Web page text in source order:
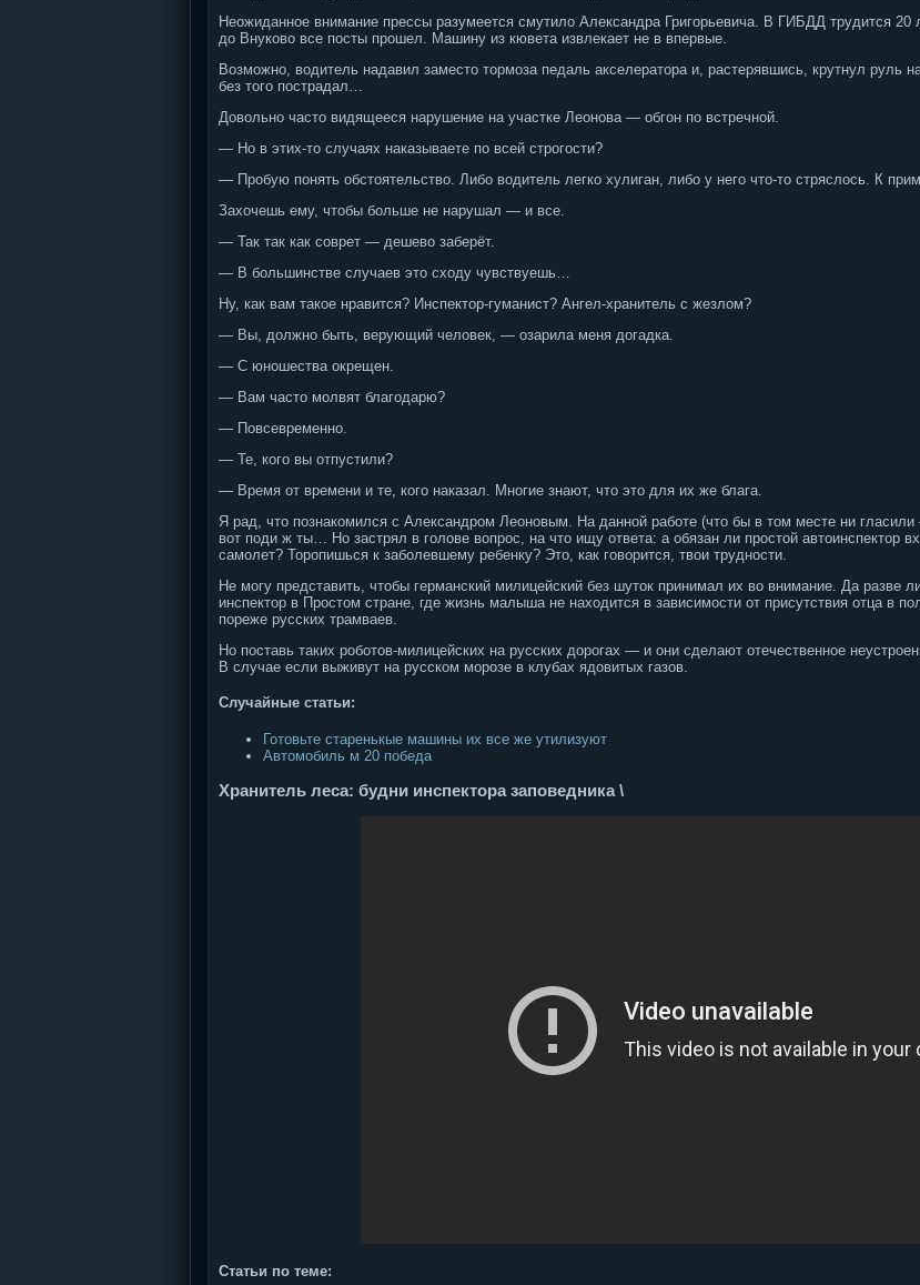
Неожиданное внимание прессы разумеется смутило Александра Григорьевича. В ГИБДД трудится
до Внуково все посты прошел. Машину из кювета извлекает не в впервые.
Возможно, водитель надавил заместо тормоза педаль акселератора и, растерявшись, крутнул руль
без того пострадал…
Довольно часто видящееся нарушение на участке Леонова — обгон по встречной.
— Но в этих-то случаях наказываете по всей строгости?
— Пробую понять обстоятельство. Либо водитель легко хулиган, либо у него что-то стряслось. К
Захочешь ему, чтобы больше не нарушал — и все.
— Так так как соврет — дешево заберёт.
— В большинстве случаев это сходу чувствуешь…
Ну, как вам такое нравится? Инспектор-гуманист? Ангел-хранитель с жезлом?
— Вы, должно быть, верующий человек, — озарила меня догадка.
— С юношества окрещен.
— Вам часто молвят благодарю?
— Повсевременно.
— Те, кого вы отпустили?
— Время от времени и те, кого наказал. Многие знают, что это для их же блага.
Я рад, что познакомился с Александром Леоновым. На данной работе (что бы в том месте ни
вот поди ж ты… Но застрял в голове вопрос, на что ищу ответа: а обязан ли простой автоинспектор
самолет? Торопишься к заболевшему ребенку? Это, как говорится, твои трудности.
Не могу представить, чтобы германский милицейский без шуток принимал их во внимание. Да разве
инспектор в Простом стране, где жизнь малыша не находится в зависимости от присутствия отца в
пореже русских трамваев.
Но поставь таких роботов-милицейских на русских дорогах — и они сделают отечественное
В случае если выживут на русском морозе в клубах ядовитых газов.
Случайные статьи:
Готовьте старенькые машины их все же утилизуют
Автомобиль м 20 победа
Хранитель леса: будни инспектора заповедника \
Статьи по теме: